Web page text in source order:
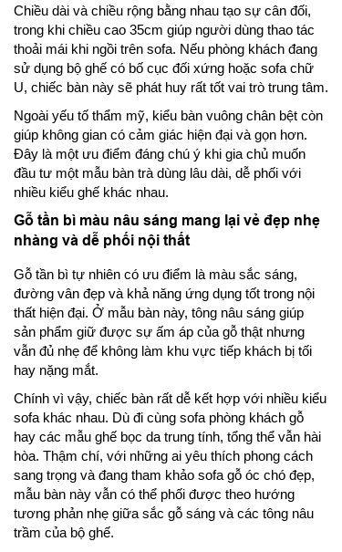
Chiều dài và chiều rộng bằng nhau tạo sự cân đối,
trong khi chiều cao 35cm giúp người dùng thao tác
thoải mái khi ngồi trên sofa. Nếu phòng khách đang
sử dụng bộ ghế có bố cục đối xứng hoặc sofa chữ
U, chiếc bàn này sẽ phát huy rất tốt vai trò trung tâm.
Ngoài yếu tố thẩm mỹ, kiểu bàn vuông chân bệt còn
giúp không gian có cảm giác hiện đại và gọn hơn.
Đây là một ưu điểm đáng chú ý khi gia chủ muốn
đầu tư một mẫu bàn trà dùng lâu dài, dễ phối với
nhiều kiểu ghế khác nhau.
Gỗ tần bì màu nâu sáng mang lại vẻ đẹp nhẹ
nhàng và dễ phối nội thất
Gỗ tần bì tự nhiên có ưu điểm là màu sắc sáng,
đường vân đẹp và khả năng ứng dụng tốt trong nội
thất hiện đại. Ở mẫu bàn này, tông nâu sáng giúp
sản phẩm giữ được sự ấm áp của gỗ thật nhưng
vẫn đủ nhẹ để không làm khu vực tiếp khách bị tối
hay nặng mắt.
Chính vì vậy, chiếc bàn rất dễ kết hợp với nhiều kiểu
sofa khác nhau. Dù đi cùng sofa phòng khách gỗ
hay các mẫu ghế bọc da trung tính, tổng thể vẫn hài
hòa. Thậm chí, với những ai yêu thích phong cách
sang trọng và đang tham khảo sofa gỗ óc chó đẹp,
mẫu bàn này vẫn có thể phối được theo hướng
tương phản nhẹ giữa sắc gỗ sáng và các tông nâu
trầm của bộ ghế.